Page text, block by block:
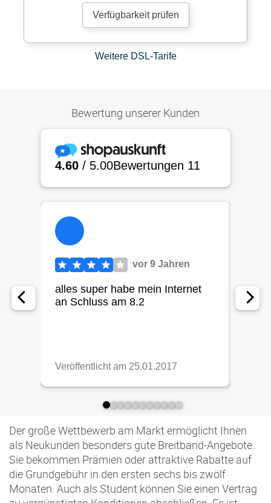
Verfügbarkeit prüfen
Weitere DSL-Tarife
Bewertung unserer Kunden
Der große Wettbewerb am Markt ermöglicht Ihnen
als Neukunden besonders gute Breitband-Angebote.
Sie bekommen Prämien oder attraktive Rabatte auf
die Grundgebühr in den ersten sechs bis zwölf
Monaten. Auch als Student können Sie einen Vertrag